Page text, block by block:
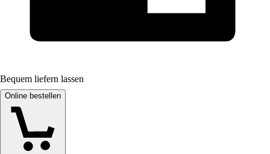
Bequem liefern lassen
Online bestellen